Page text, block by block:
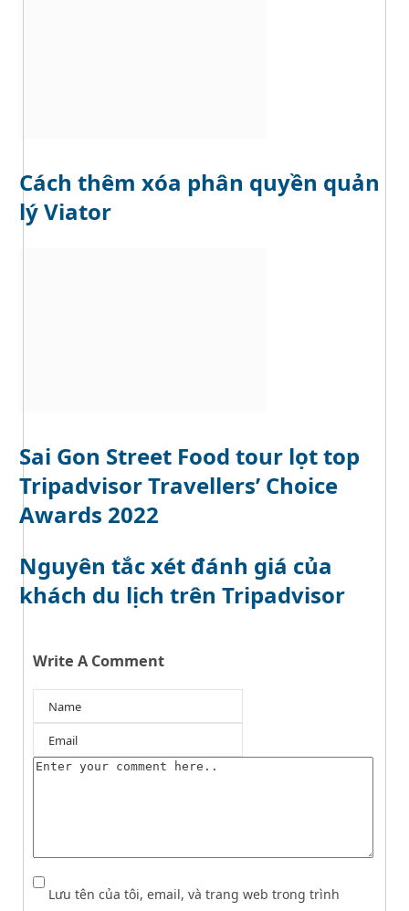
Cách thêm xóa phân quyền quản
lý Viator
Sai Gon Street Food tour lọt top
Tripadvisor Travellers’ Choice
Awards 2022
Nguyên tắc xét đánh giá của
khách du lịch trên Tripadvisor
Write A Comment
Lưu tên của tôi, email, và trang web trong trình